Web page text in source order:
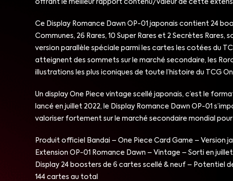
offrant le meilleur rapport contenu/valeur de cette
Ce Display Romance Dawn OP-01 japonais contient 24
Communes, 26 Rares, 10 Super Rares et 2 Secrètes Rares,
version parallèle spéciale parmi les cartes les cotées du
atteignent des sommets sur le marché secondaire, les
illustrations les plus iconiques de toute l’histoire du TCG
Un display One Piece vintage scellé japonais, c’est le
lancé en juillet 2022, le Display Romance Dawn OP-01
valoriser fortement sur le marché secondaire mondial
Produit officiel Bandai – One Piece Card Game – Version
Extension OP-01 Romance Dawn – Vintage – Sorti en
Display 24 boosters de 6 cartes scellé & neuf – Potentiel
144 cartes au total